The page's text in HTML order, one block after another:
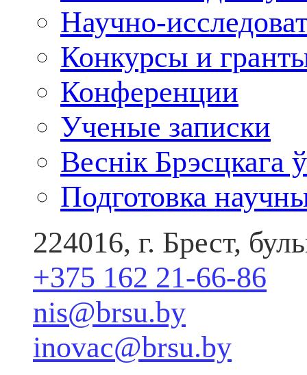
Научно-
Конкурсы и
Конференции
Ученые записки
Веснік Брэсцкага
Подготовка
224016, г. Брест,
+375 162 21-66-86
nis@brsu.by
inovac@brsu.by